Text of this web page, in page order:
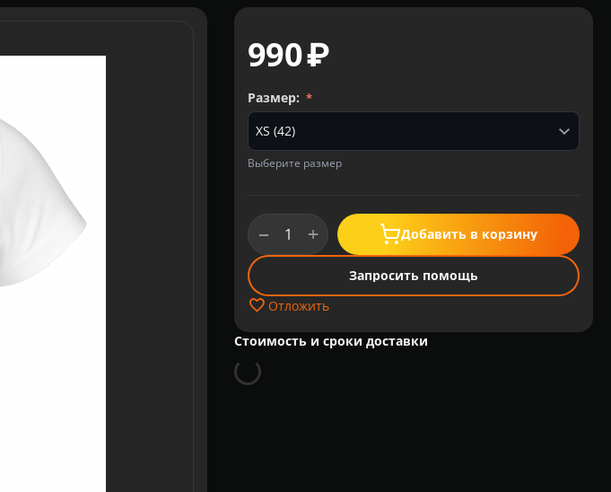
‍990‍₽
Размер:
Выберите размер
+
− Добавить в корзину
Запросить помощь
Отложить
Стоимость и сроки доставки